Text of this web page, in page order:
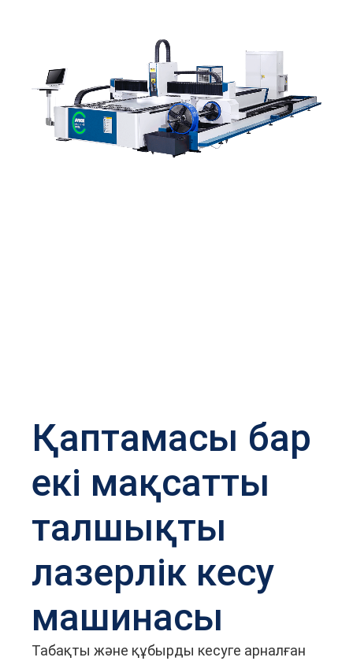
Қаптамасы бар
екі мақсатты
талшықты
лазерлік кесу
машинасы
Табақты және құбырды кесуге арналған